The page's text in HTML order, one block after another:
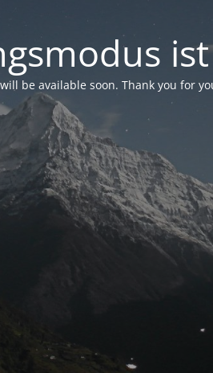
be available soon. Thank you for